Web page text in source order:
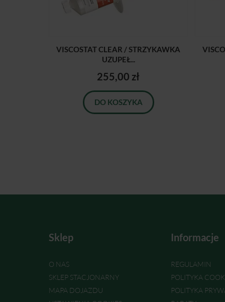
VISCOSTAT CLEAR / STRZYKAWKA
UZUPEŁ...
255,00 zł
DO KOSZYKA
Sklep
O NAS
SKLEP STACJONARNY
MAPA DOJAZDU
Informacje
REGULAMIN
POLITYKA
POLITYKA